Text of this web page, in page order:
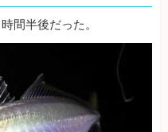
間半後だった。